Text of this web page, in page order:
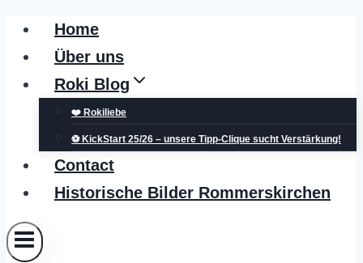
Zum
Inhalt
springen
Home
Über uns
Roki Blog
❤️ Rokiliebe
⚽ KickStart 25/26 – unsere Tipp-Clique sucht Verstärkung!
Contact
Historische Bilder Rommerskirchen